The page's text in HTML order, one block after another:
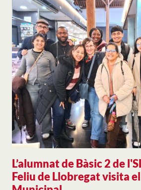
L’alumnat de Bàsic 2 de
Feliu de Llobregat visita